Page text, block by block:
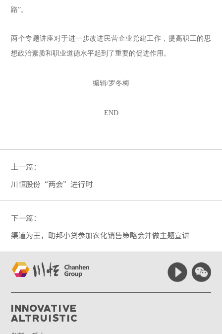
路”。
两个专题讲座对于进一步改进民营企业党建工作，提高职工的思
想政治素质和职业道德水平起到了重要的促进作用。
编辑/罗冬梅
END
上一篇：
川恒股份“两会”进行时
下一篇：
渠道为王，助邦小贷参加农化销售策略会并做主题宣讲
Innovative
Altruistic